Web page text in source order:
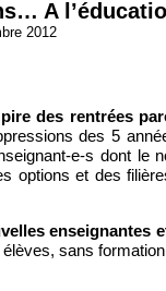
A
2012
des rentrées
des 5
e-s dont
options et des
enseignantes
sans